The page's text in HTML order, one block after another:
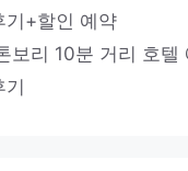
기+할인 예약
보리 10분 거리 호텔
기